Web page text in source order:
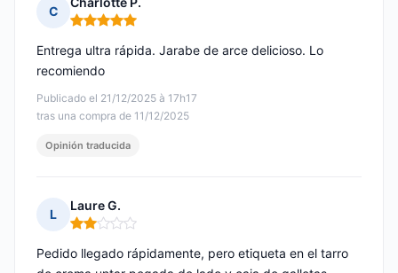
C
Nota: 5 de 5
Publicado el 21/12/2025 à 17h17
tras una compra de 11/12/2025
Entrega ultra rápida. Jarabe de arce delicioso. Lo
recomiendo
Opinión traducida
L
Laure G.
Nota: 2 de 5
Pedido llegado rápidamente, pero etiqueta en el tarro